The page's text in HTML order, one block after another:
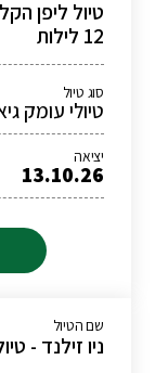
12 לילות
סוג טיול
טיולי עומק
יציאה
13.10.26
שם הטיול
ניו זילנד -